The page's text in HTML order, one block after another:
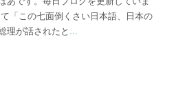
「この七面倒くさい日本語、日本の
理が話されたと ...